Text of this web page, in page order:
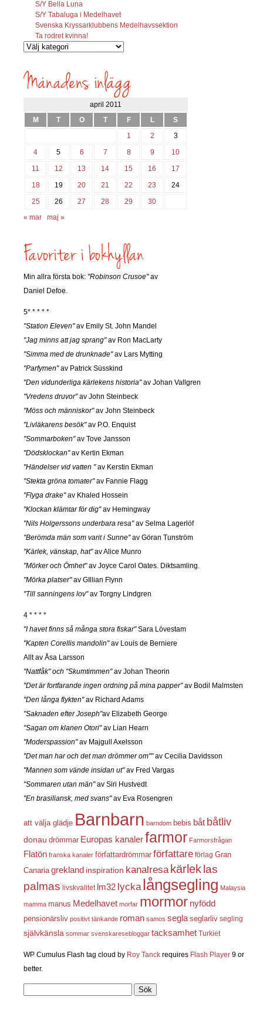
S/Y Bella Luna
S/Y Tabaluga i Medelhavet
Svenska Kryssarklubbens Medelhavssektion
Ta rodret kvinna!
Vilka
söks?
april 2011
M
T O T F L
S
1
2
3
4
5 6 7 8 9
10
11
12 13 14 15 16
17
18
19 20 21 22 23
24
25
26 27 28 29
30
« mar
maj »
Min allra första bok: "Robinson Crusoe"av
Daniel Defoe.
5* * * * *
"Station Eleven"av Emily St. John Mandel
"Jag minns att jag sprang"av Ron MacLarty
"Simma med de drunknade"av Lars Mytting
"Parfymen"av Patrick Süsskind
"Den vidunderliga kärlekens historia"av Johan Vallgren
"Vredens druvor"av John Steinbeck
"Möss och människor"av John Steinbeck
"Livläkarens besök"av P.O. Enquist
"Sommarboken"av Tove Jansson
"Dödsklockan"av Kertin Ekman
"Händelser vid vatten "av Kerstin Ekman
"Stekta gröna tomater"av Fannie Flagg
"Flyga drake"av Khaled Hossein
"Klockan klämtar för dig"av Hemingway
"Nils Holgerssons underbara resa"av Selma Lagerlöf
"Berömda män som varit i Sunne"av Göran Tunström
"Kärlek, vänskap, hat"av Alice Munro
"Mörker och Ömhet"av Joyce Carol Oates. Diktsamling.
"Mörka platser"av GIllian Flynn
"Till sanningens lov"av Torgny Lindgren
4 * * * *
"I havet finns så många stora fiskar"Sara Lövestam
"Kapten Corellis mandolin"av Louis de Berniere
Allt av Åsa Larsson
"Nattfåk" och "Skumtimmen"av Johan Theorin
"Det är fortfarande ingen ordning på mina papper"av Bodil Malmsten
"Den långa flykten"av Richard Adams
"Saknaden efter Joseph"av Elizabeth George
"Sagan om klanen Otori"av Lian Hearn
"Moderspassion"av Majgull Axelsson
"Det man har och det man drömmer om""av Cecilia Davidsson
"Mannen som vände insidan ut"av Fred Vargas
"Sommaren utan män"av Siri Hustvedt
"En brasiliansk, med svans"av Eva Rosengren
att välja glädje Barnbarn barndom bebis båt båtliv
donau drömmar Europas kanalerfarmor Farmorsfrågan
Flatön franska kanaler författardrömmar författare förlag Gran
Canaria grekland inspiration kanalresa kärlek las
palmas livskvalitet lm32 lycka långsegling Malaysia
mamma manus Medelhavet morfar mormor nyfödd
pensionärsliv positivt tänkande roman samos segla seglarliv segling
självkänsla sommar svenskaresebloggar tacksamhet Turkiet
WP Cumulus Flash tag cloud by Roy Tanck requires Flash Player 9 or
better.